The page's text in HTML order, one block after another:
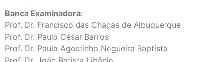
Banca Examinadora:
Prof. Dr. Francisco das Chagas de Albuquerque
Prof. Dr. Paulo César Barros
Prof. Dr. Paulo Agostinho Nogueira Baptista